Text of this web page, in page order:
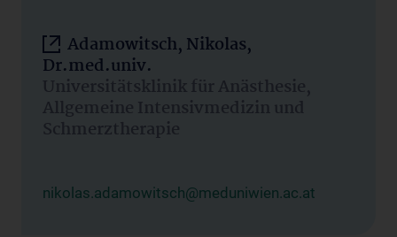
Adamowitsch, Nikolas,
Dr.med.univ.
Universitätsklinik für Anästhesie,
Allgemeine Intensivmedizin und
Schmerztherapie
nikolas.adamowitsch@meduniwien.ac.at